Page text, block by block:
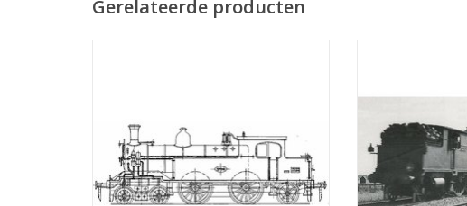
Gerelateerde producten